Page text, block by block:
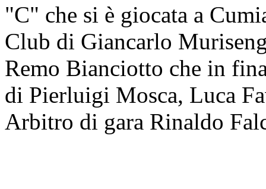
"C" che si è giocata a
Club di Giancarlo
Remo Bianciotto che in
di Pierluigi Mosca, Luca
Arbitro di gara Rinaldo